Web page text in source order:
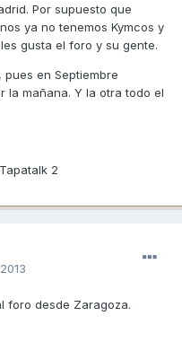
Por supuesto que
ya no tenemos Kymcos y
gusta el foro y su gente.
en Septiembre
la mañana. Y la otra todo el
2
foro desde Zaragoza.